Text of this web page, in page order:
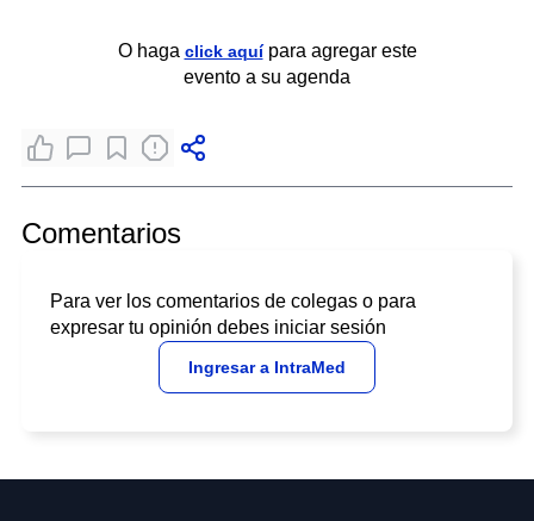
O haga click aquípara agregar este
evento a su agenda
Comentarios
Para ver los comentarios de colegas o para
expresar tu opinión debes iniciar sesión
Ingresar a IntraMed